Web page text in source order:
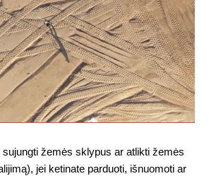
žemės sklypus ar atlikti žemės
jei ketinate parduoti, išnuomoti ar